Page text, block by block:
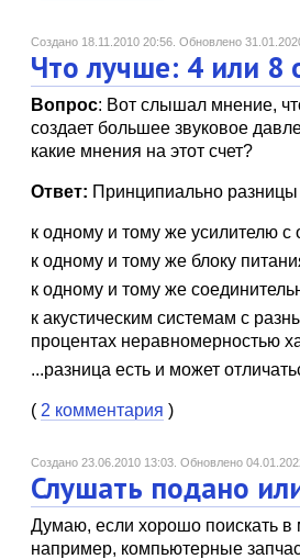
Создано 18.11.2010 20:56. Обновлено
Что лучше: 4 или 8
Вопрос: Вот слышал мнение,
создает большее звуковое
какие мнения на этот счет?
Ответ: Принципиально разницы
к одному и тому же усилителю
к одному и тому же блоку
к одному и тому же
к акустическим системам с
процентах неравномерностью
...разница есть и может
( 2 комментария )
Создано 23.06.2010 13:03. Обновлено
Слушать подано
Думаю, если хорошо поискать в
например, компьютерные